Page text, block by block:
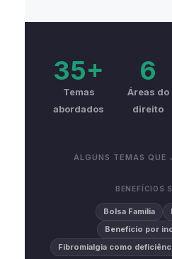
35+
Temas
abordados
6
Áreas do
direito
ALGUNS TEMAS QUE
BENEFÍCIOS
Bolsa Família
Benefício por
Fibromialgia como